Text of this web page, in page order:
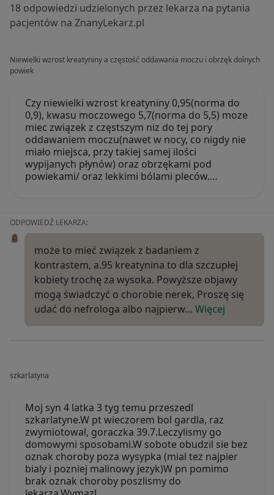
18 odpowiedzi udzielonych przez lekarza na pytania
pacjentów na ZnanyLekarz.pl
Niewielki wzrost kreatyniny a częstość oddawania moczu i obrzęk dolnych
powiek
Czy niewielki wzrost kreatyniny 0,95(norma do
0,9), kwasu moczowego 5,7(norma do 5,5) moze
miec związek z częstszym niz do tej pory
oddawaniem moczu(nawet w nocy, co nigdy nie
miało miejsca, przy takiej samej ilości
wypijanych płynów) oraz obrzękami pod
powiekami/ oraz lekkimi bólami pleców.…
ODPOWIEDŹ LEKARZA:
może to mieć związek z badaniem z
kontrastem, a.95 kreatynina to dla szczupłej
kobiety trochę za wysoka. Powyższe objawy
mogą świadczyć o chorobie nerek, Proszę się
udać do nefrologa albo najpierw… Więcej
szkarlatyna
Moj syn 4 latka 3 tyg temu przeszedl
szkarlatyne.W pt wieczorem bol gardla, raz
zwymiotowal, goraczka 39.7.Leczylismy go
domowymi sposobami.W sobote obudzil sie bez
oznak choroby poza wysypka (mial tez najpier
bialy i pozniej malinowy jezyk)W pn pomimo
brak oznak choroby poszlismy do